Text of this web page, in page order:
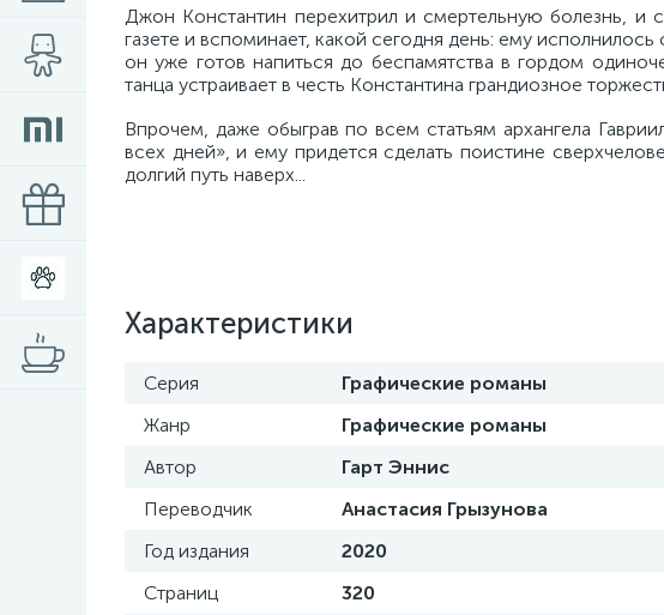
Джон Константин перехитрил и смертельную болезнь, и
газете и вспоминает, какой сегодня день: ему
он уже готов напиться до беспамятства в гордом
танца устраивает в честь Константина грандиозное
Впрочем, даже обыграв по всем статьям архангела
всех дней», и ему придется сделать поистине
долгий путь наверх...
Характеристики
Серия
Графические романы
Жанр
Графические романы
Автор
Гарт Эннис
Переводчик
Анастасия Грызунова
Год издания
2020
Страниц
320